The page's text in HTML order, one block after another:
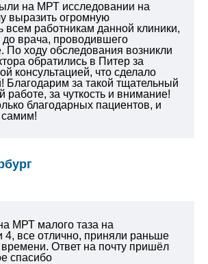
на МРТ исследовании на
выразить огромную
всем работникам данной клиники,
врача, проводившего
По ходу обследования возникли
обратились в Питер за
консультацией, что сделало
Благодарим за такой тщательный
работе, за чуткость и внимание!
благодарных пациентов, и
самим!
МРТ малого таза на
4, все отлично, приняли раньше
времени. Ответ на почту пришёл
спасибо